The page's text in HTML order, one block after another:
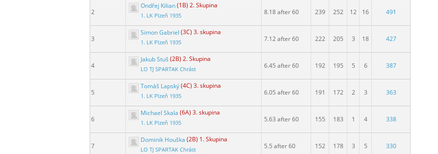
2
Ondřej Kilian(1B) 2. Skupina
1. LK Plzeň 1935 8.18 after 60 239 252 12 16 491
3
Simon Gabriel (3C) 3. skupina
1. LK Plzeň 1935 7.12 after 60 222 205 3 18 427
4
Jakub Stuš (2B) 2. Skupina
LO TJ SPARTAK Chrást 6.45 after 60 192 195 5 6 387
5
Tomáš Lapský(4C) 3. skupina
1. LK Plzeň 1935 6.05 after 60 191 172 2 3 363
6
Michael Skala (6A) 3. skupina
1. LK Plzeň 1935 5.63 after 60 155 183 1 4 338
7
Dominik Houška (2B) 1. Skupina
LO TJ SPARTAK Chrást 5.5 after 60 152 178 3 5 330